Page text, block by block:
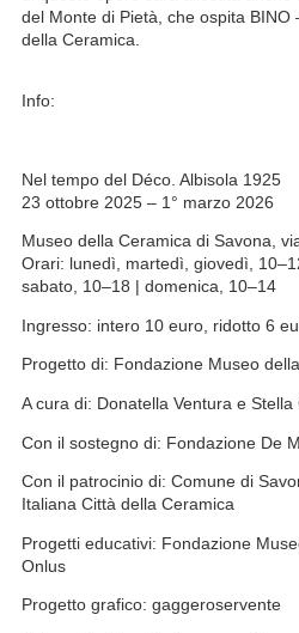
del Monte di Pietà, che ospita BINO
della Ceramica.
Info:
Nel tempo del Déco. Albisola 1925
23 ottobre 2025 – 1° marzo 2026
Museo della Ceramica di Savona,
Orari: lunedì, martedì, giovedì,
sabato, 10–18 | domenica, 10–14
Ingresso: intero 10 euro, ridotto 6
Progetto di: Fondazione Museo
A cura di: Donatella Ventura e Stella
Con il sostegno di: Fondazione De
Con il patrocinio di: Comune di
Italiana Città della Ceramica
Progetti educativi: Fondazione
Onlus
Progetto grafico: gaggeroservente